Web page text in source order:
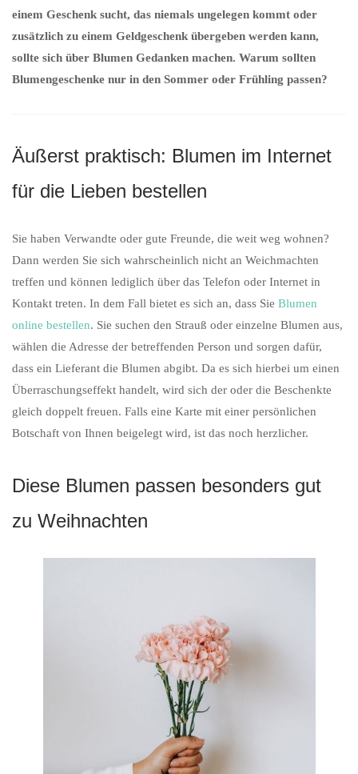
einem Geschenk sucht, das niemals ungelegen kommt oder
zusätzlich zu einem Geldgeschenk übergeben werden kann,
sollte sich über Blumen Gedanken machen. Warum sollten
Blumengeschenke nur in den Sommer oder Frühling passen?
Äußerst praktisch: Blumen im Internet
für die Lieben bestellen
Sie haben Verwandte oder gute Freunde, die weit weg wohnen?
Dann werden Sie sich wahrscheinlich nicht an Weichmachten
treffen und können lediglich über das Telefon oder Internet in
Kontakt treten. In dem Fall bietet es sich an, dass Sie Blumen
online bestellen. Sie suchen den Strauß oder einzelne Blumen aus,
wählen die Adresse der betreffenden Person und sorgen dafür,
dass ein Lieferant die Blumen abgibt. Da es sich hierbei um einen
Überraschungseffekt handelt, wird sich der oder die Beschenkte
gleich doppelt freuen. Falls eine Karte mit einer persönlichen
Botschaft von Ihnen beigelegt wird, ist das noch herzlicher.
Diese Blumen passen besonders gut
zu Weihnachten